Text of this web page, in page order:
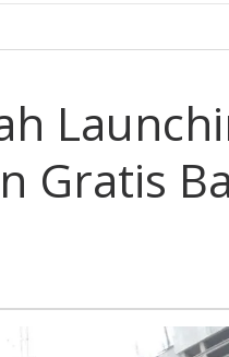
Gratis